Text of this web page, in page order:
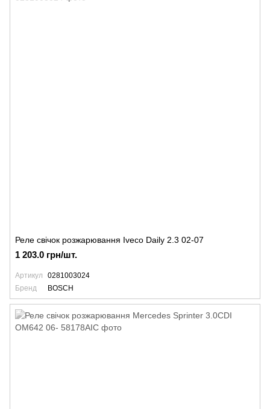
Реле свічок розжарювання Iveco Daily 2.3 02-07
1 203.0 грн/шт.
Артикул
0281003024
Бренд
BOSCH